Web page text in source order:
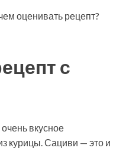
оценивать рецепт?
с
вкусное
курицы. Сациви — это и